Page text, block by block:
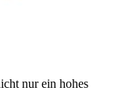
nur ein hohes